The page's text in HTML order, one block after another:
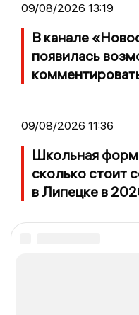
09/08/2026 13:19
В канале
появилась
09/08/2026 11:36
Школьная
сколько стоит
в Липецке в